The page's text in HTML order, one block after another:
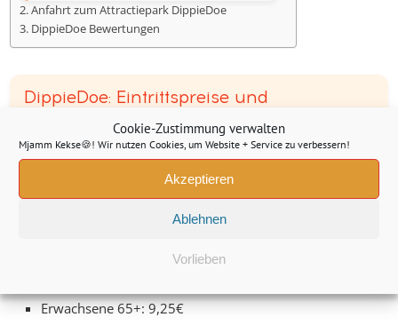
Cookie-Zustimmung verwalten
Mjamm Kekse🍪! Wir nutzen Cookies, um Website + Service zu verbessern!
Akzeptieren
Ablehnen
Vorlieben
Anfahrt zum Attractiepark DippieDoe
DippieDoe Bewertungen
DippieDoe: Eintrittspreise und
Öffnungszeiten
Kinder bis 1 Jahr: gratis
Erwachsene 65+: 9,25€